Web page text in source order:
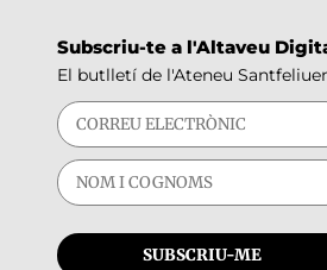
Subscriu-te a l'Altaveu
El butlletí de l'Ateneu